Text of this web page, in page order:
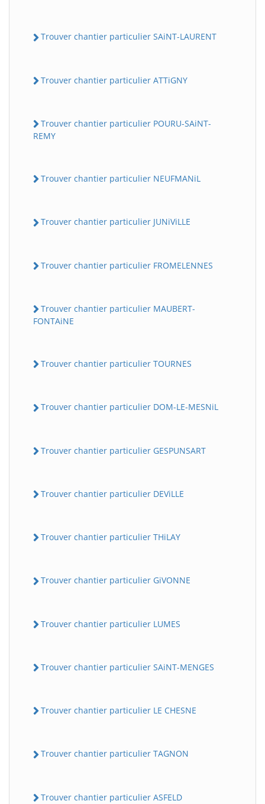
Trouver chantier particulier SAiNT-LAURENT
Trouver chantier particulier ATTiGNY
Trouver chantier particulier POURU-SAiNT-
REMY
Trouver chantier particulier NEUFMANiL
Trouver chantier particulier JUNiViLLE
Trouver chantier particulier FROMELENNES
Trouver chantier particulier MAUBERT-
FONTAiNE
Trouver chantier particulier TOURNES
Trouver chantier particulier DOM-LE-MESNiL
Trouver chantier particulier GESPUNSART
Trouver chantier particulier DEViLLE
Trouver chantier particulier THiLAY
Trouver chantier particulier GiVONNE
Trouver chantier particulier LUMES
Trouver chantier particulier SAiNT-MENGES
Trouver chantier particulier LE CHESNE
Trouver chantier particulier TAGNON
Trouver chantier particulier ASFELD